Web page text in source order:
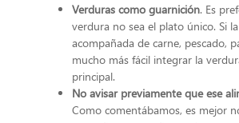
Verduras como guarnición. Es
verdura no sea el plato único. Si
acompañada de carne, pescado,
mucho más fácil integrar la
principal.
No avisar previamente que ese
Como comentábamos, es mejor